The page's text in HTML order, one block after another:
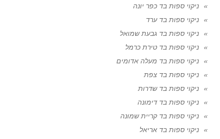
ניקוי ספות בד כפר יונה
ניקוי ספות בד ערד
ניקוי ספות בד גבעת שמואל
ניקוי ספות בד טירת כרמל
ניקוי ספות בד מעלה אדומים
ניקוי ספות בד צפת
ניקוי ספות בד שדרות
ניקוי ספות בד דימונה
ניקוי ספות בד קריית שמונה
ניקוי ספות בד אריאל